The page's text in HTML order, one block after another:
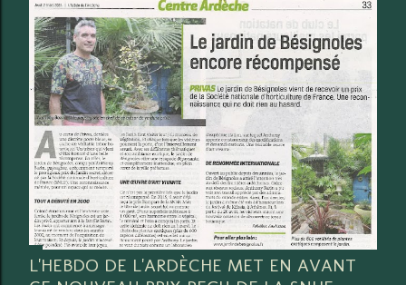
L'HEBDO DE L'ARDÈCHE MET EN AVANT